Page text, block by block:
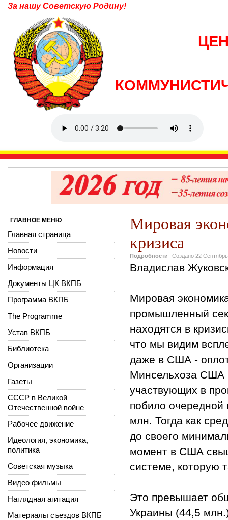
За нашу Советскую Родину!
Мировая
кризиса
Подробности Создано 22
Владислав
Мировая
промышленный
находятся в
что мы видим
даже в США -
Минсельхоза США
участвующих в
побило очередной
млн. Тогда как
до своего
момент в США
системе, которую
Это превышает
Украины (44,5
ГЛАВНОЕ МЕНЮ
Главная страница
Новости
Информация
Документы ЦК ВКПБ
Программа ВКПБ
The Programme
Устав ВКПБ
Библиотека
Организации
Газеты
СССР в Великой
Отечественной войне
Рабочее движение
Идеология, экономика,
политика
Советская музыка
Видео фильмы
Наглядная агитация
Материалы съездов ВКПБ